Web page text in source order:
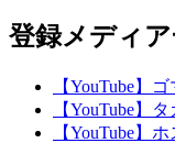
登録メディ
【YouTube】
【YouTube】
【YouTube】